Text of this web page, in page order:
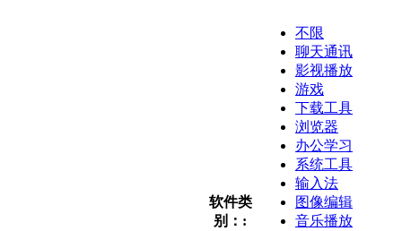
软件类
别：:
不限
聊天通讯
影视播放
游戏
下载工具
浏览器
办公学习
系统工具
输入法
图像编辑
音乐播放